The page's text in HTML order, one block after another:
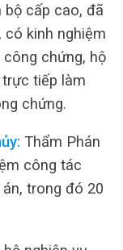
bộ cấp cao, đã
có kinh nghiệm
chứng, hộ
tiếp làm
chứng.
Thẩm Phán
công tác
trong đó 20